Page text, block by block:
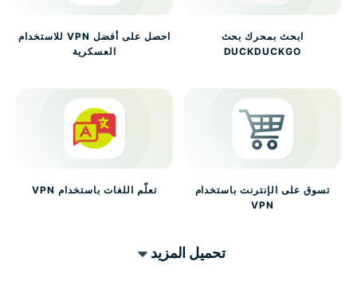
ابحث بمحرك بحث
DUCKDUCKGO
احصل على أفضل VPN للاستخدام
العسكرية
تسوق على الإنترنت باستخدام
VPN
تعلّم اللغات باستخدام VPN
تحميل المزيد